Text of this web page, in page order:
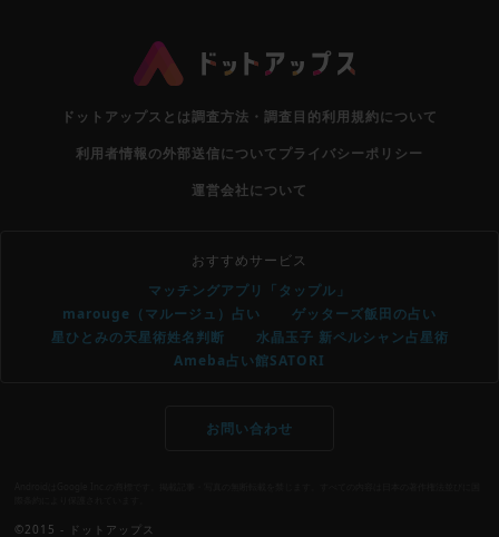
ドットアップスとは調査方法・調査目的利用規約について
利用者情報の外部送信についてプライバシーポリシー
運営会社について
おすすめサービス
マッチングアプリ「タップル」
marouge（マルージュ）占い
ゲッターズ飯田の占い
星ひとみの天星術姓名判断
水晶玉子 新ペルシャン占星術
Ameba占い館SATORI
お問い合わせ
©2015 - ドットアップス